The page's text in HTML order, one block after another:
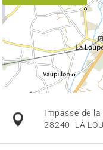
Impasse de la
28240
LA